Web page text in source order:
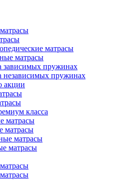
матрасы
матрасы
зависимых пружинах
независимых пружинах
акции
класса
матрасы
матрасы
матрасы
матрасы